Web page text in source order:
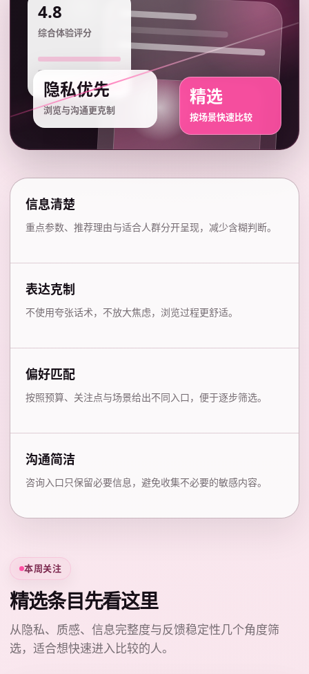
4.8
综合体验评分
隐私优先
浏览与沟通更克制
精选
按场景快速比较
信息清楚
重点参数、推荐理由与适合人群分开呈现，减少含糊判断。
表达克制
不使用夸张话术，不放大焦虑，浏览过程更舒适。
偏好匹配
按照预算、关注点与场景给出不同入口，便于逐步筛选。
沟通简洁
咨询入口只保留必要信息，避免收集不必要的敏感内容。
本周关注
精选条目先看这里
从隐私、质感、信息完整度与反馈稳定性几个角度筛
选，适合想快速进入比较的人。